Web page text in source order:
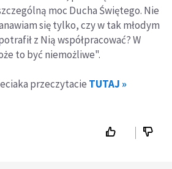
moc Ducha Świętego. Nie
się tylko, czy w tak młodym
z Nią współpracować? W
to być niemożliwe".
przeczytacie TUTAJ »